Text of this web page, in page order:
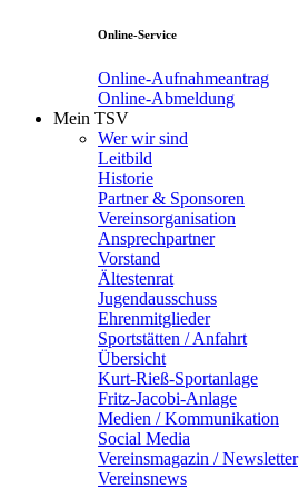
Online-Service
Online-Aufnahmeantrag
Online-Abmeldung
Mein TSV
Wer wir sind
Leitbild
Historie
Partner & Sponsoren
Vereinsorganisation
Ansprechpartner
Vorstand
Ältestenrat
Jugendausschuss
Ehrenmitglieder
Sportstätten / Anfahrt
Übersicht
Kurt-Rieß-Sportanlage
Fritz-Jacobi-Anlage
Medien / Kommunikation
Social Media
Vereinsmagazin / Newsletter
Vereinsnews